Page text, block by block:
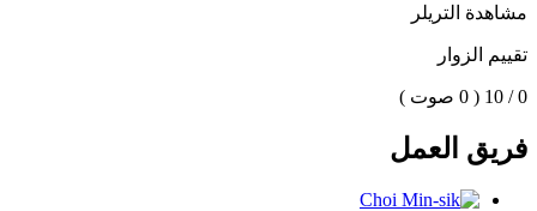
مشاهدة التريلر
تقييم الزوار
0 / 10 ( 0 صوت )
فريق العمل